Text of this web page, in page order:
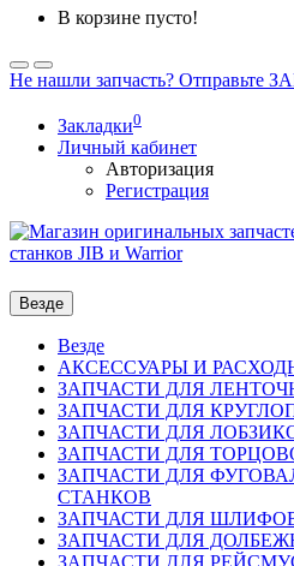
В корзине пусто!
Не нашли запчасть?
Закладки0
Личный кабинет
Авторизация
Регистрация
Везде
Везде
АКСЕССУАРЫ И
ЗАПЧАСТИ ДЛЯ
ЗАПЧАСТИ ДЛЯ
ЗАПЧАСТИ ДЛЯ
ЗАПЧАСТИ ДЛЯ
ЗАПЧАСТИ ДЛЯ
СТАНКОВ
ЗАПЧАСТИ ДЛЯ
ЗАПЧАСТИ ДЛЯ